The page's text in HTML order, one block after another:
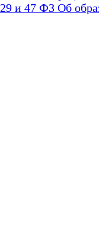
и 47 ФЗ Об